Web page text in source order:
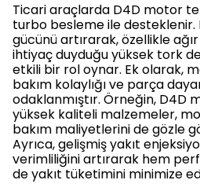
Ticari araçlarda D4D motor
turbo besleme ile desteklenir.
gücünü artırarak, özellikle
ihtiyaç duyduğu yüksek tork
etkili bir rol oynar. Ek olarak,
bakım kolaylığı ve parça
odaklanmıştır. Örneğin, D4D
yüksek kaliteli malzemeler,
bakım maliyetlerini de gözle
Ayrıca, gelişmiş yakıt
verimliliğini artırarak hem
de yakıt tüketimini minimize